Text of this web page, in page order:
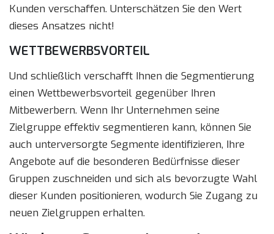
Kunden verschaffen. Unterschätzen Sie den Wert
dieses Ansatzes nicht!
WETTBEWERBSVORTEIL
Und schließlich verschafft Ihnen die Segmentierung
einen Wettbewerbsvorteil gegenüber Ihren
Mitbewerbern. Wenn Ihr Unternehmen seine
Zielgruppe effektiv segmentieren kann, können Sie
auch unterversorgte Segmente identifizieren, Ihre
Angebote auf die besonderen Bedürfnisse dieser
Gruppen zuschneiden und sich als bevorzugte Wahl
dieser Kunden positionieren, wodurch Sie Zugang zu
neuen Zielgruppen erhalten.